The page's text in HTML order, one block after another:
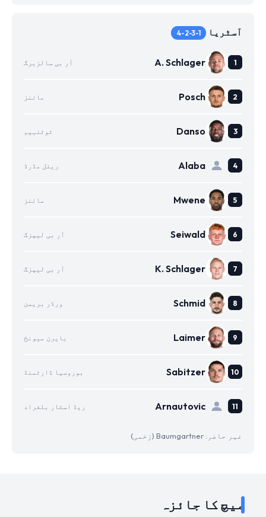
آسٹریا 4-2-3-1
A. Schlager آر بی سالزبرگ
Posch مائنز
Danso ٹوٹنہیم
Alaba ریئل مڈرڈ
Mwene مائنز
Seiwald آر بی لیپزگ
K. Schlager آر بی لیپزگ
Schmid ورڈر بریمن
Laimer بایرن میونخ
Sabitzer بوروسیا ڈارٹمنڈ
Arnautovic ریڈ اسٹار بلغراد
غیر حاضر: Baumgartner (زخمی)
میچ کا جائزہ